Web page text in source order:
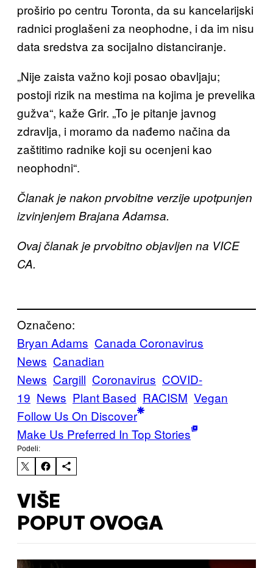
proširio po centru Toronta, da su kancelarijski
radnici proglašeni za neophodne, i da im nisu
data sredstva za socijalno distanciranje.
„Nije zaista važno koji posao obavljaju;
postoji rizik na mestima na kojima je prevelika
gužva“, kaže Grir. „To je pitanje javnog
zdravlja, i moramo da nađemo načina da
zaštitimo radnike koji su ocenjeni kao
neophodni“.
Članak je nakon prvobitne verzije upotpunjen
izvinjenjem Brajana Adamsa.
Ovaj članak je prvobitno objavljen na VICE
CA.
Označeno:
Bryan Adams Canada Coronavirus
News Canadian
News Cargill Coronavirus COVID-
19 News Plant Based RACISM Vegan
Follow Us On Discover
Make Us Preferred In Top Stories
Podeli:
VIŠE
POPUT OVOGA